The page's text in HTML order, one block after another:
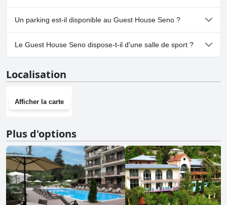
Non, Guest House Seno n'accepte pas les chiens.
Un parking est-il disponible au Guest House Seno ?
Oui, un parking est disponible à Guest House Seno.
Le Guest House Seno dispose-t-il d'une salle de sport ?
Localisation
Afficher la carte
Plus d'options